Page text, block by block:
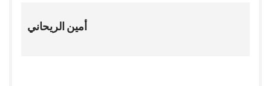
أمين الريحاني